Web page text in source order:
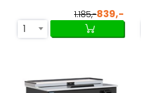
1.185,-839,-
1